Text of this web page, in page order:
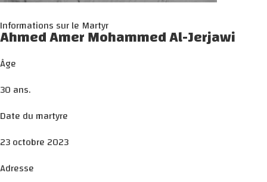
Informations sur le Martyr
Ahmed Amer Mohammed Al-Jerjawi
Âge
30 ans.
Date du martyre
23 octobre 2023
Adresse